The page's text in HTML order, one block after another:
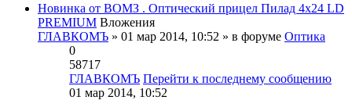
Новинка от ВОМЗ . Оптический прицел Пилад 4х24 LD
PREMIUM Вложения
ГЛАВКОМЪ » 01 мар 2014, 10:52 » в форуме Оптика
0
58717
ГЛАВКОМЪ Перейти к последнему сообщению
01 мар 2014, 10:52